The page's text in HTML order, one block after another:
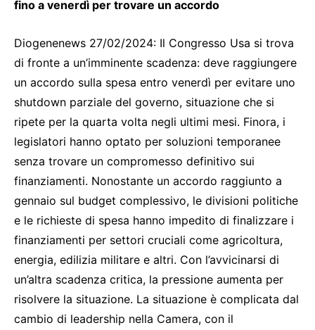
fino a venerdì per trovare un accordo
Diogenenews 27/02/2024: Il Congresso Usa si trova
di fronte a un’imminente scadenza: deve raggiungere
un accordo sulla spesa entro venerdì per evitare uno
shutdown parziale del governo, situazione che si
ripete per la quarta volta negli ultimi mesi. Finora, i
legislatori hanno optato per soluzioni temporanee
senza trovare un compromesso definitivo sui
finanziamenti. Nonostante un accordo raggiunto a
gennaio sul budget complessivo, le divisioni politiche
e le richieste di spesa hanno impedito di finalizzare i
finanziamenti per settori cruciali come agricoltura,
energia, edilizia militare e altri. Con l’avvicinarsi di
un’altra scadenza critica, la pressione aumenta per
risolvere la situazione. La situazione è complicata dal
cambio di leadership nella Camera, con il